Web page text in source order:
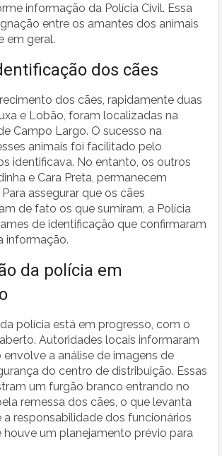
informação da Polícia Civil. Essa
entre os amantes dos animais
em geral.
dos cães
dos cães, rapidamente duas
e Lobão, foram localizadas na
Campo Largo. O sucesso na
animais foi facilitado pelo
identificava. No entanto, os outros
e Cara Preta, permanecem
assegurar que os cães
de fato os que sumiram, a Polícia
de identificação que confirmaram
informação.
da polícia em
polícia está em progresso, com o
Autoridades locais informaram
envolve a análise de imagens de
do centro de distribuição. Essas
um furgão branco entrando no
remessa dos cães, o que levanta
a responsabilidade dos funcionários
houve um planejamento prévio para